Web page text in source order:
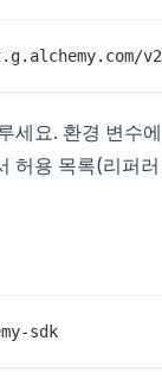
세요. 환경 변수
허용 목록(리퍼